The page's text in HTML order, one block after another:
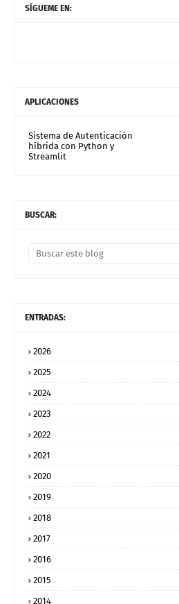
SÍGUEME EN:
APLICACIONES
Sistema de Autenticación
híbrida con Python y
Streamlit
BUSCAR:
ENTRADAS:
2026
2025
2024
2023
2022
2021
2020
2019
2018
2017
2016
2015
2014